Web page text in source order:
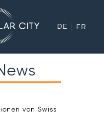
DE FR
von Swiss